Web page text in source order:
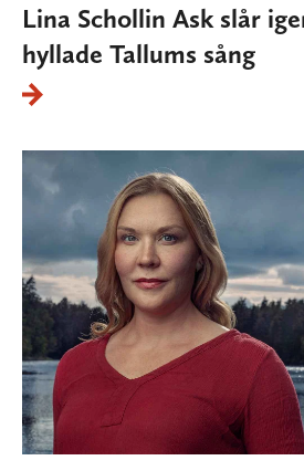
Lina Schollin Ask slår
hyllade Tallums sång